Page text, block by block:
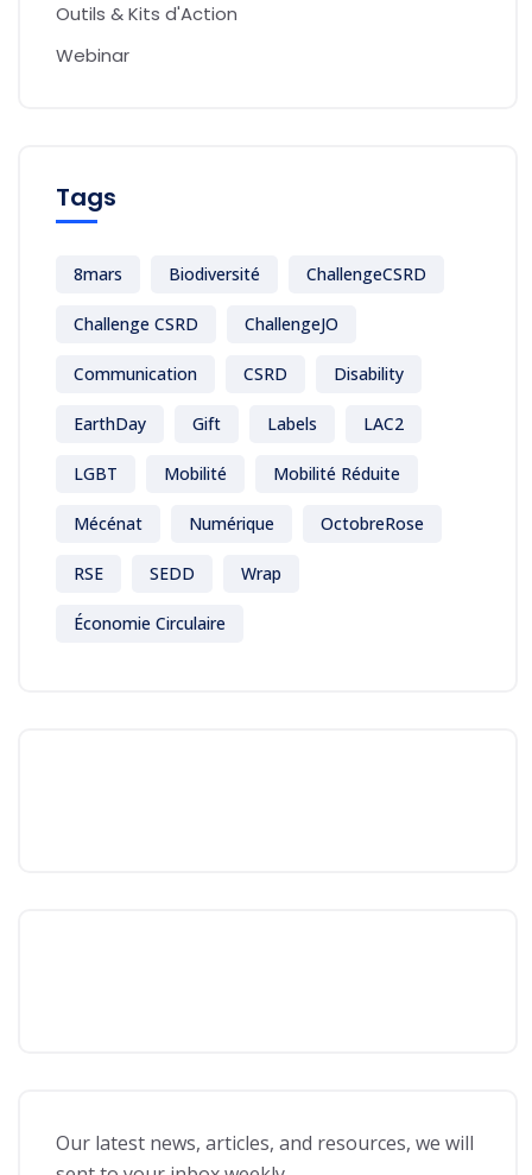
Outils & Kits d'Action
Webinar
Tags
8mars Biodiversité ChallengeCSRD
Challenge CSRD ChallengeJO
Communication CSRD Disability
EarthDay Gift Labels LAC2
LGBT Mobilité Mobilité Réduite
Mécénat Numérique OctobreRose
RSE SEDD Wrap
Économie Circulaire
Our latest news, articles, and resources, we will